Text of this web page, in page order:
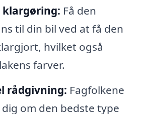
klargøring: Få den
til din bil ved at få den
hvilket også
farver.
rådgivning: Fagfolkene
om den bedste type